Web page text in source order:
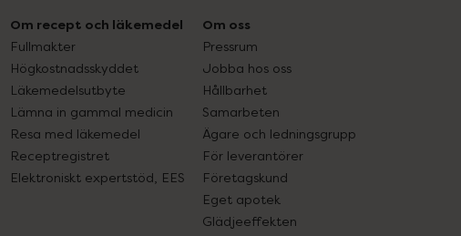
Om recept och läkemedel
Fullmakter
Högkostnadsskyddet
Läkemedelsutbyte
Lämna in gammal medicin
Resa med läkemedel
Receptregistret
Elektroniskt expertstöd, EES
Om oss
Pressrum
Jobba hos oss
Hållbarhet
Samarbeten
Ägare och ledningsgrupp
För leverantörer
Företagskund
Eget apotek
Glädjeeffekten